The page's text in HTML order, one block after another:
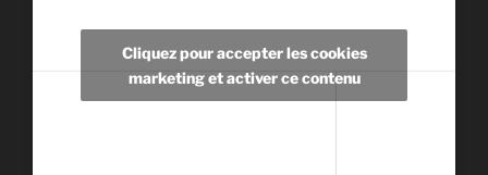
Cliquez pour accepter les cookies
marketing et activer ce contenu